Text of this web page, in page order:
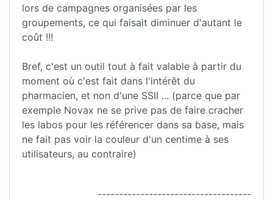
lors de campagnes organisées par les
groupements, ce qui faisait diminuer d'autant le
coût !!!
Bref, c'est un outil tout à fait valable à partir du
moment où c'est fait dans l'intérêt du
pharmacien, et non d'une SSII ... (parce que par
exemple Novax ne se prive pas de faire cracher
les labos pour les référencer dans sa base, mais
ne fait pas voir la couleur d'un centime à ses
utilisateurs, au contraire)
------------------------------------